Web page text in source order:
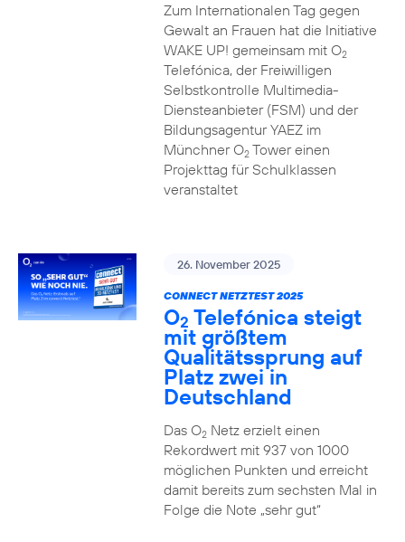
Zum Internationalen Tag gegen
Gewalt an Frauen hat die Initiative
WAKE UP! gemeinsam mit O2
Telefónica, der Freiwilligen
Selbstkontrolle Multimedia-
Diensteanbieter (FSM) und der
Bildungsagentur YAEZ im
Münchner O2Tower einen
Projekttag für Schulklassen
veranstaltet
26. November 2025
CONNECT NETZTEST 2025
O2 Telefónica steigt
mit größtem
Qualitätssprung auf
Platz zwei in
Deutschland
Das O2Netz erzielt einen
Rekordwert mit 937 von 1000
möglichen Punkten und erreicht
damit bereits zum sechsten Mal in
Folge die Note „sehr gut“